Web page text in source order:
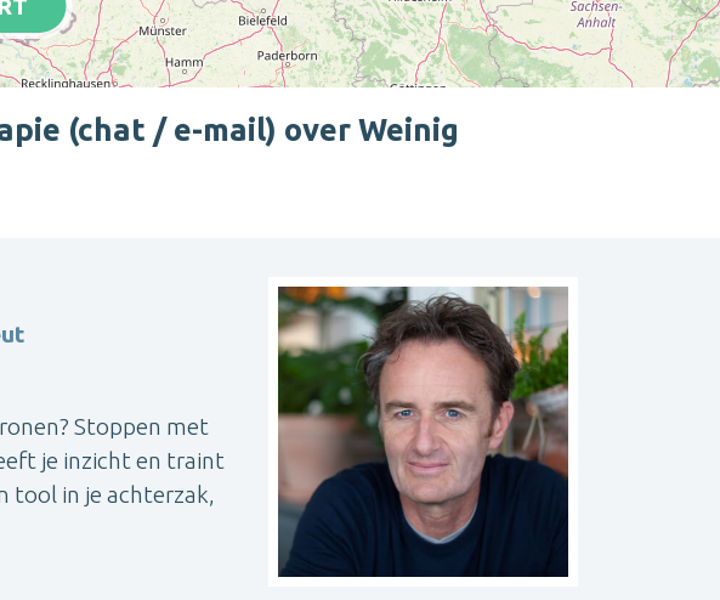
(chat / e-mail) over Weinig
Stoppen met
je inzicht en traint
tool in je achterzak,